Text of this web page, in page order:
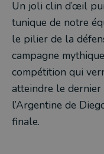
Un joli clin d’œil
tunique de notre
le pilier de la
campagne
compétition qui
atteindre le dernier
l’Argentine de
finale.